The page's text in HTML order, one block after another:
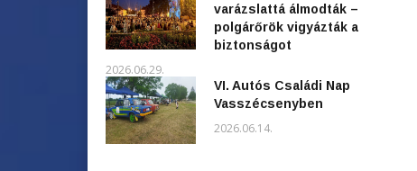
varázslattá álmodták –
polgárőrök vigyázták a
biztonságot
2026.06.29.
VI. Autós Családi Nap
Vasszécsenyben
2026.06.14.